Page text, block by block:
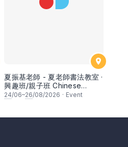
夏振基老師 - 夏老師書法教室 ·
興趣班/親子班 Chinese
Calligraphy Class for
24/06–26/08/2026 · Event